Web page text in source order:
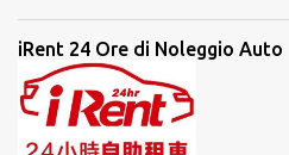
iRent 24 Ore di Noleggio Auto